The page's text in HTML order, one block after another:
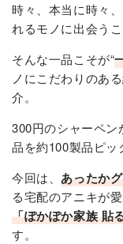
時々、本当に時々
れるモノに出会うこ
そんな一品こそが“
ノにこだわりのあ
介。
300円のシャーペン
品を約100製品ピッ
今回は、あったか
る宅配のアニキが
「ぽかぽか家族 貼
す。